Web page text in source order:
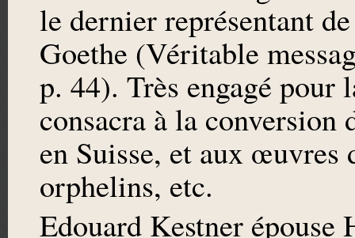
le dernier représentant
Goethe (Véritable
p. 44). Très engagé
consacra à la
en Suisse, et aux œuvres
orphelins, etc.
Edouard Kestner